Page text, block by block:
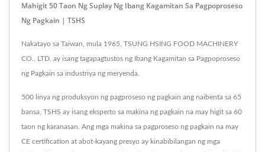
Mahigit 50 Taon Ng Suplay Ng Ibang Kagamitan Sa Pagpoproseso
Ng Pagkain | TSHS
Nakatayo sa Taiwan, mula 1965, TSUNG HSING FOOD MACHINERY
CO., LTD. ay isang tagapagtustos ng Ibang Kagamitan sa Pagpoproseso
ng Pagkain sa industriya ng meryenda.
500 linya ng produksyon ng pagproseso ng pagkain ang naibenta sa 65
bansa, TSHS ay isang eksperto sa makina ng pagkain na may higit sa 60
taon ng karanasan. Ang mga makina sa pagproseso ng pagkain na may
CE certification at abot-kayang presyo ay kinabibilangan ng mga